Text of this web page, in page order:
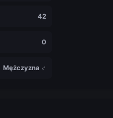
42
0
Mężczyzna ♂